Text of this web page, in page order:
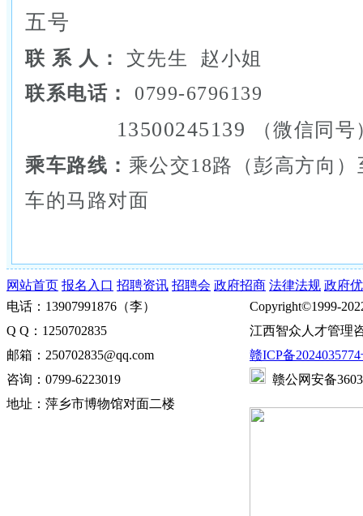
五号
联 系 人：
文先生 赵小姐
联系电话：
0799-6796139
13500245139
（微信同号
乘车路线： 乘公交18路（彭高方向
车的马路对面
网站首页 报名入口 招聘资讯 招聘会 政府招商 法律法规 政府
电话：13907991876（李）
Q Q：1250702835
邮箱：250702835@qq.com
咨询：0799-6223019
地址：萍乡市博物馆对面二楼
Copyright©1999-
江西智众人才管理
赣ICP备
赣公网安备